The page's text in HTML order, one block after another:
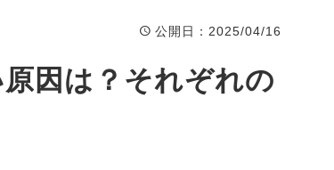
公開日 ：2025/04/16
因は？それぞれの